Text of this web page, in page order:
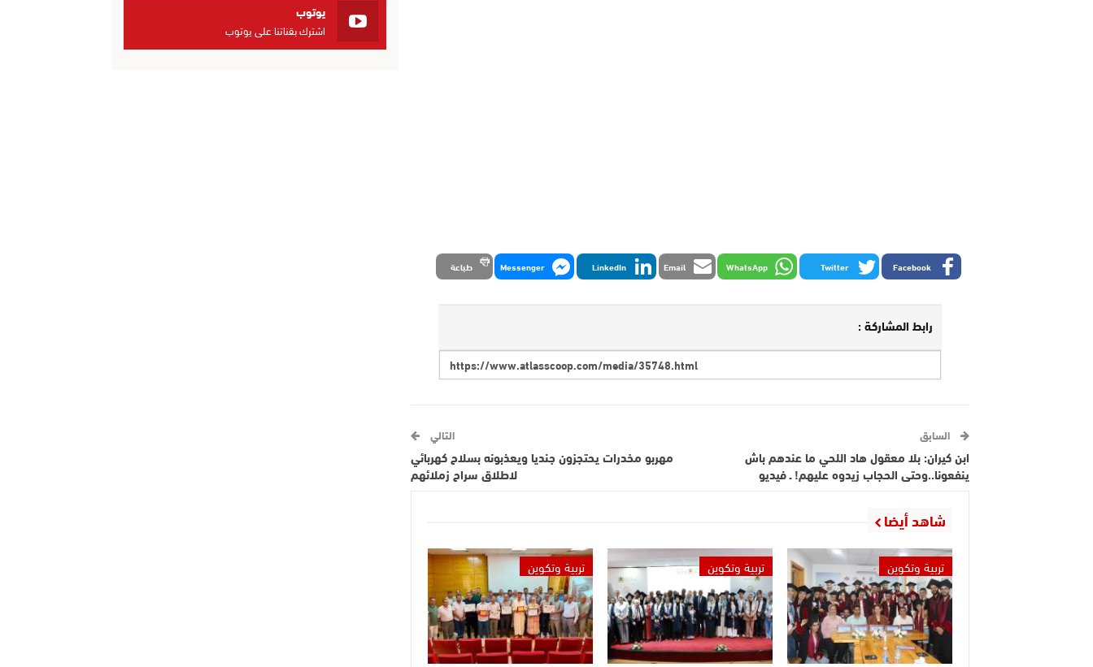
Facebook
Twitter
WhatsApp
Email
LinkedIn
Messenger طباعة
رابط المشاركة :
السابق
ابن كيران: بلا معقول هاد اللحي ما عندهم باش
ينفعونا..وحتى الحجاب زيدوه عليهم! ـ فيديو
التالي
مهربو مخدرات يحتجزون جنديا ويعذبونه بسلاح كهربائي
لاطلاق سراح زملائهم
شاهد أيضا
تربية وتكوين تربية وتكوين تربية وتكوين
يوتوب
اشترك بقناتنا على يوتوب